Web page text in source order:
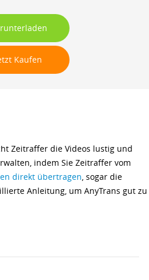
Kaufen
Zeitraffer die Videos lustig und
indem Sie Zeitraffer vom
direkt übertragen, sogar die
Anleitung, um AnyTrans gut zu